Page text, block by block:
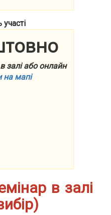
участі
залі або онлайн
на мапі
в залі